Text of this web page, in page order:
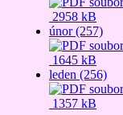
2958 kB
únor (257)
1645 kB
leden (256)
1357 kB